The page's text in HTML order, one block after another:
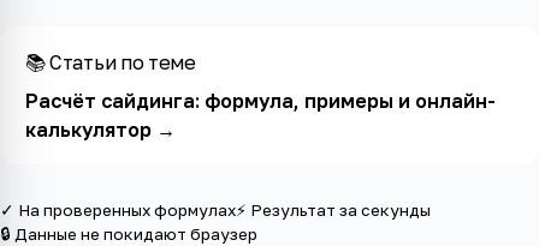
📚 Статьи по теме
Расчёт сайдинга: формула, примеры и онлайн-
калькулятор→
✓ На проверенных формулах⚡ Результат за секунды
🔒 Данные не покидают браузер